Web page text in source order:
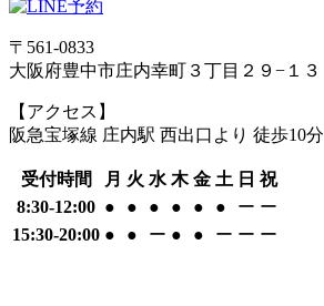
〒561-0833
大阪府豊中市庄内幸町３丁目２９−１３
【アクセス】
阪急宝塚線 庄内駅 西出口より 徒歩10分
受付時間 月 火 水 木 金 土 日 祝
8:30-12:00 ● ● ● ● ● ● ー ー
15:30-20:00 ● ● ー ● ● ー ー ー